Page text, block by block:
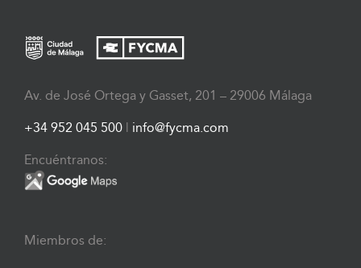
Av. de José Ortega y Gasset, 201 – 29006 Málaga
+34 952 045 500 | info@fycma.com
Encuéntranos:
Miembros de: